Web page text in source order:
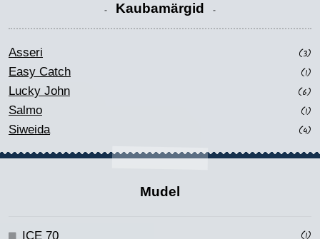
Kaubamärgid
Asseri
(3)
Easy Catch
(1)
Lucky John
(6)
Salmo
(1)
Siweida
(4)
Mudel
ICE 70
(1)